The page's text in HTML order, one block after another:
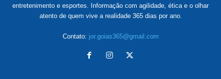
entretenimento e esportes. Informação com agilidade, ética e o olhar
atento de quem vive a realidade 365 dias por ano.
Contato: jor.goias365@gmail.com